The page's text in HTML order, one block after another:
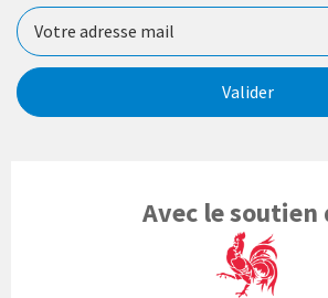
Valider
Avec le soutien